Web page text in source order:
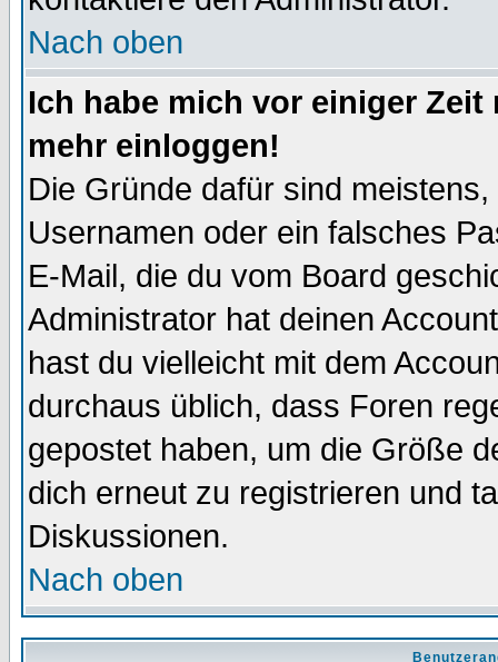
Nach oben
Ich habe mich vor einiger
mehr einloggen!
Die Gründe dafür sind
Usernamen oder ein falsches
E-Mail, die du vom Board
Administrator hat deinen
hast du vielleicht mit dem
durchaus üblich, dass Foren
gepostet haben, um die Größe
dich erneut zu registrieren und
Diskussionen.
Nach oben